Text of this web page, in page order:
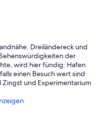
Dreiländereck und
der
wird hier fündig: Hafen
einen Besuch wert sind
und Experimentarium